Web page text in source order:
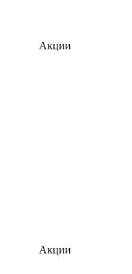
Акции
Акции